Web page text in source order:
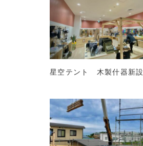
星空テント 木製什器新設